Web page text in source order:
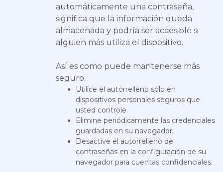
automáticamente una contraseña,
significa que la información queda
almacenada y podría ser accesible si
alguien más utiliza el dispositivo.
Así es como puede mantenerse más
seguro:
Utilice el autorrelleno solo en
dispositivos personales seguros que
usted controle.
Elimine periódicamente las credenciales
guardadas en su navegador.
Desactive el autorrelleno de
contraseñas en la configuración de su
navegador para cuentas confidenciales.